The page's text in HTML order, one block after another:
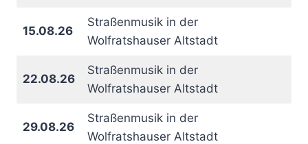
15.08.26
Straßenmusik in der
Wolfratshauser Altstadt
22.08.26
Straßenmusik in der
Wolfratshauser Altstadt
29.08.26
Straßenmusik in der
Wolfratshauser Altstadt